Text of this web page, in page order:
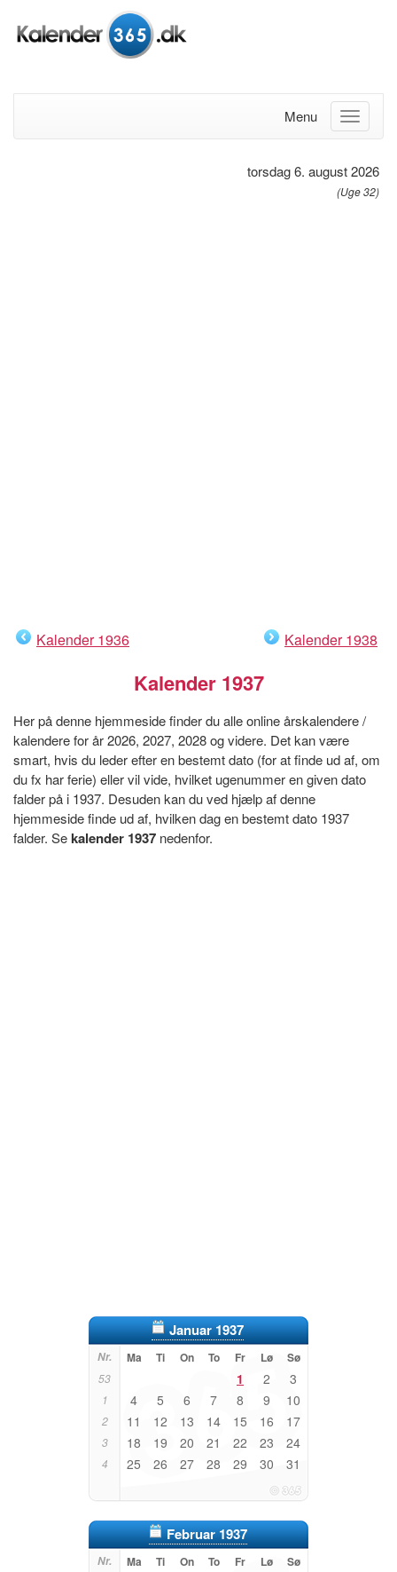
Menu
torsdag 6. august 2026
(Uge 32)
Kalender 1936 Kalender 1938
Kalender 1937
Her på denne hjemmeside finder du alle online årskalendere /
kalendere for år 2026, 2027, 2028 og videre. Det kan være
smart, hvis du leder efter en bestemt dato (for at finde ud af, om
du fx har ferie) eller vil vide, hvilket ugenummer en given dato
falder på i 1937. Desuden kan du ved hjælp af denne
hjemmeside finde ud af, hvilken dag en bestemt dato 1937
falder. Sekalender 1937 nedenfor.
Januar 1937
Nr. Ma Ti On To Fr Lø Sø
53 1 2 3
1 4 5 6 7 8 9 10
2 11 12 13 14 15 16 17
3 18 19 20 21 22 23 24
4 25 26 27 28 29 30 31
Februar 1937
Nr. Ma Ti On To Fr Lø Sø